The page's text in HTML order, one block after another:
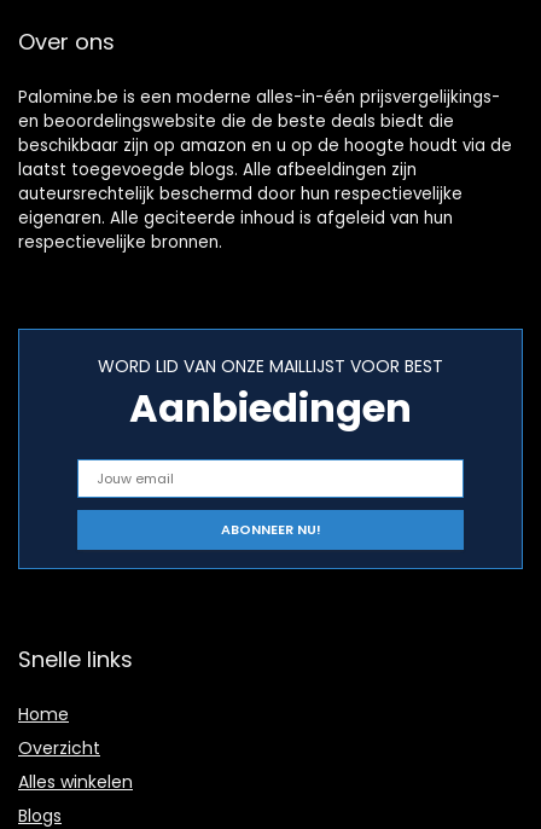
Over ons
Palomine.be is een moderne alles-in-één prijsvergelijkings-
en beoordelingswebsite die de beste deals biedt die
beschikbaar zijn op amazon en u op de hoogte houdt via de
laatst toegevoegde blogs. Alle afbeeldingen zijn
auteursrechtelijk beschermd door hun respectievelijke
eigenaren. Alle geciteerde inhoud is afgeleid van hun
respectievelijke bronnen.
WORD LID VAN ONZE MAILLIJST VOOR BEST
Aanbiedingen
Snelle links
Home
Overzicht
Alles winkelen
Blogs